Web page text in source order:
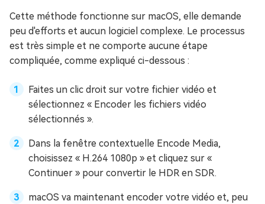
Cette méthode fonctionne sur macOS, elle demande
peu d'efforts et aucun logiciel complexe. Le processus
est très simple et ne comporte aucune étape
compliquée, comme expliqué ci-dessous :
Faites un clic droit sur votre fichier vidéo et
sélectionnez « Encoder les fichiers vidéo
sélectionnés ».
Dans la fenêtre contextuelle Encode Media,
choisissez « H.264 1080p » et cliquez sur «
Continuer » pour convertir le HDR en SDR.
macOS va maintenant encoder votre vidéo et, peu